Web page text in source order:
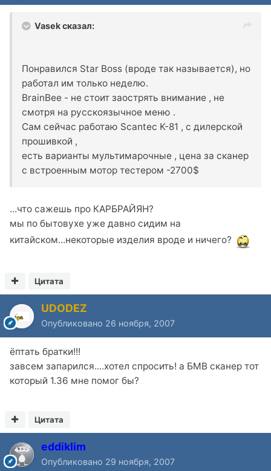
Vasek сказал:
Понравился Star Boss (вроде так называется), но
работал им только неделю.
BrainBee - не стоит заострять внимание , не
смотря на русскоязычное меню .
Сам сейчас работаю Scantec K-81 , с дилерской
прошивкой ,
есть варианты мультимарочные , цена за сканер
с встроенным мотор тестером -2700$
...что сажешь про КАРБРАЙЯН?
мы по бытовухе уже давно сидим на
китайском...некоторые изделия вроде и ничего?
Цитата
UDODEZ
Опубликовано 26 ноября, 2007
ёптать братки!!!
завсем запарился....хотел спросить! а БМВ сканер тот
который 1.36 мне помог бы?
Цитата
eddiklim
Опубликовано 29 ноября, 2007